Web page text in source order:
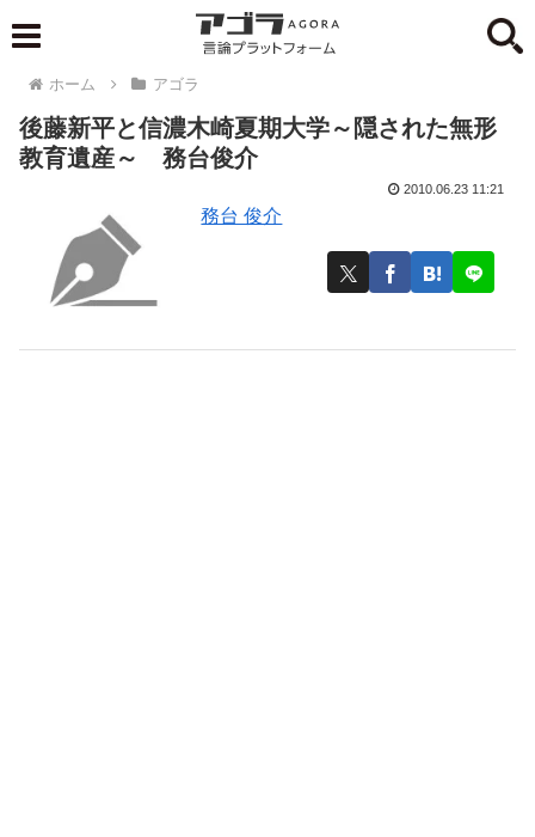
ホーム アゴラ
後藤新平と信濃木崎夏期大学～隠された無形
教育遺産～ 務台俊介
務台 俊介
2010.06.23 11:21